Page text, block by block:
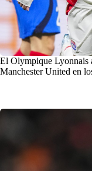
El Olympique Lyonnais
Manchester United en